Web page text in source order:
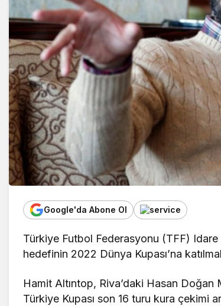
Google'da Abone Ol
Türkiye Futbol Federasyonu (TFF) Idare
hedefinin 2022 Dünya Kupası’na
Hamit Altıntop, Riva’daki Hasan Doğan
Türkiye Kupası son 16 turu kura çekimi